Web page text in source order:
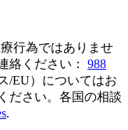
行為ではありませ
絡ください：
988
/EU）についてはお
ださい。各国の相談
.